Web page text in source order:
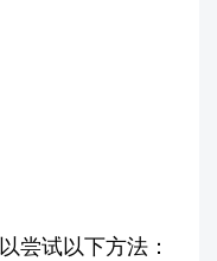
尝试以下方法：